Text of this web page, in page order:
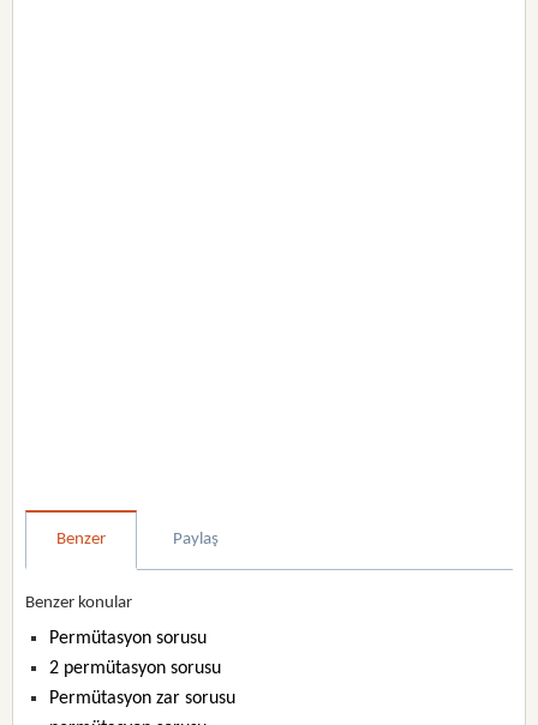
Benzer Paylaş
Benzer konular
Permütasyon sorusu
2 permütasyon sorusu
Permütasyon zar sorusu